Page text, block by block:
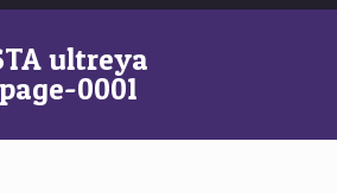
ultreya
0001